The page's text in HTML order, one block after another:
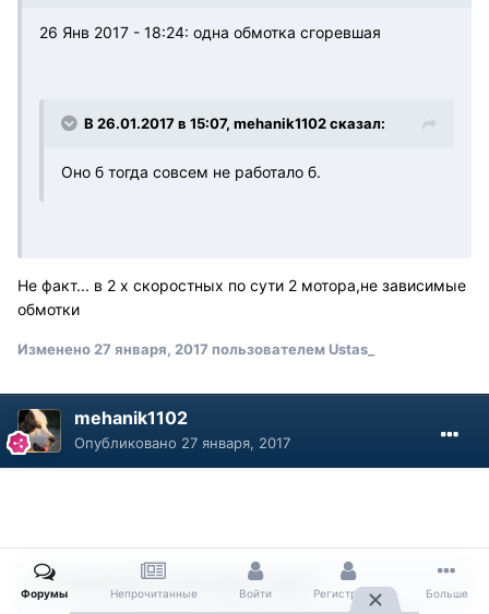
26 Янв 2017 - 18:24: одна обмотка сгоревшая
В 26.01.2017 в 15:07, mehanik1102 сказал:
Оно б тогда совсем не работало б.
Не факт... в 2 х скоростных по сути 2 мотора,не зависимые
обмотки
Изменено27 января, 2017 пользователем Ustas_
mehanik1102
Опубликовано 27 января, 2017
В 27.01.2017 в 17:45, Ustas_ сказал:
Форумы Непрочитанные Войти Регистрация Больше